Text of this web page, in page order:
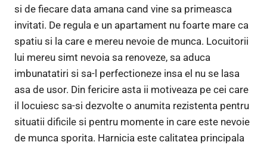
si de fiecare data amana cand vine sa primeasca
invitati. De regula e un apartament nu foarte mare ca
spatiu si la care e mereu nevoie de munca. Locuitorii
lui mereu simt nevoia sa renoveze, sa aduca
imbunatatiri si sa-l perfectioneze insa el nu se lasa
asa de usor. Din fericire asta ii motiveaza pe cei care
il locuiesc sa-si dezvolte o anumita rezistenta pentru
situatii dificile si pentru momente in care este nevoie
de munca sporita. Harnicia este calitatea principala